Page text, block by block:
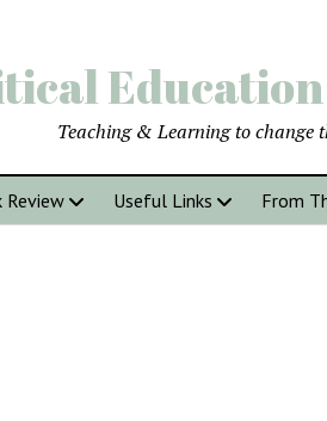
Teaching & Learning to change
Review Useful Links From